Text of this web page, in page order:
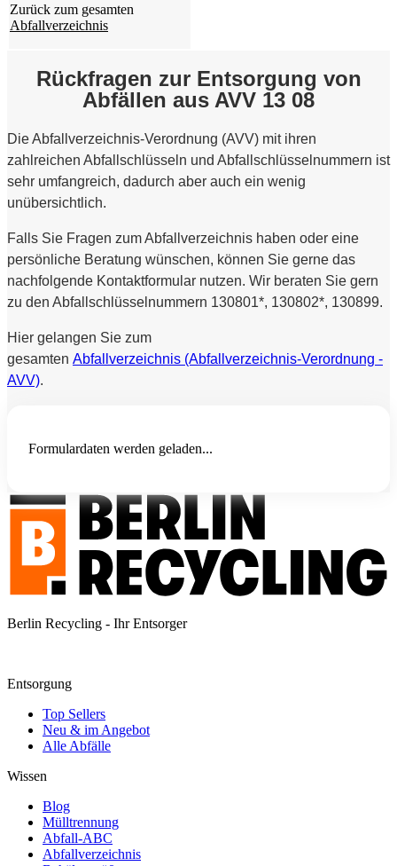
Zurück zum gesamten
Abfallverzeichnis
Rückfragen zur Entsorgung von
Abfällen aus AVV 13 08
Die Abfallverzeichnis-Verordnung (AVV) mit ihren
zahlreichen Abfallschlüsseln und Abfallschlüsselnummern ist
sehr umfangreich, dadurch aber auch ein wenig
unübersichtlich.
Falls Sie Fragen zum Abfallverzeichnis haben oder eine
persönliche Beratung wünschen, können Sie gerne das
nachfolgende Kontaktformular nutzen. Wir beraten Sie gern
zu den Abfallschlüsselnummern 130801*, 130802*, 130899.
Hier gelangen Sie zum
gesamten Abfallverzeichnis (Abfallverzeichnis-Verordnung -
AVV).
Formulardaten werden geladen...
Berlin Recycling - Ihr Entsorger
Entsorgung
Top Sellers
Neu & im Angebot
Alle Abfälle
Wissen
Blog
Mülltrennung
Abfall-ABC
Abfallverzeichnis